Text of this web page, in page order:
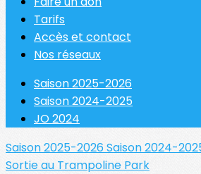
Tarifs
Accès et contact
Nos réseaux
Saison 2025-2026
Saison 2024-2025
JO 2024
Saison 2025-2026Saison 2024-
Sortie au Trampoline Park